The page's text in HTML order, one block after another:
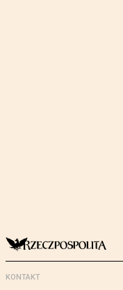
KONTAKT